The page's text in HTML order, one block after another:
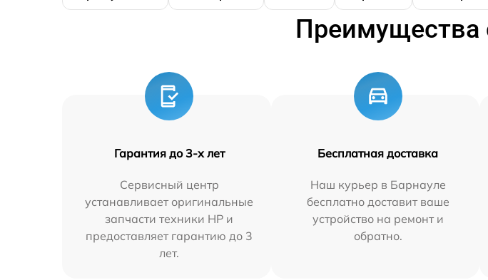
Преимущества
Гарантия до 3-х лет
Сервисный центр
устанавливает оригинальные
запчасти техники HP и
предоставляет гарантию до 3
лет.
Бесплатная доставка
Наш курьер в Барнауле
бесплатно доставит ваше
устройство на ремонт и
обратно.